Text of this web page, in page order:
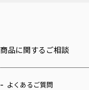
商品に関するご相談
よくあるご質問